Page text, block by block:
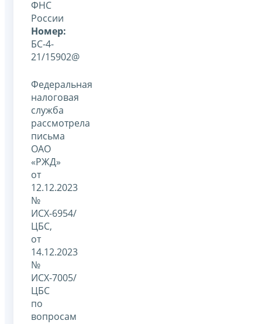
ФНС
России
Номер:
БС-4-
21/15902@
Федеральная
налоговая
служба
рассмотрела
письма
ОАО
«РЖД»
от
12.12.2023
№
ИСХ-6954/
ЦБС,
от
14.12.2023
№
ИСХ-7005/
ЦБС
по
вопросам